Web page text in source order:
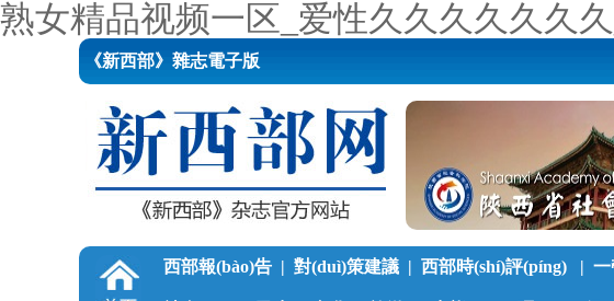
熟女精品视频一区_爱性久久久久久久
《新西部》雜志電子版
西部報(bào)告 | 對(duì)策建議 | 西部時(shí)評(píng) | 一